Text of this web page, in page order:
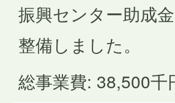
振興センター助成
整備しました。
総事業費: 38,500千